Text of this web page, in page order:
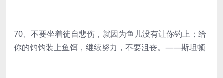
70、不要坐着徒自悲伤，就因为鱼儿没有让你钓上；给
你的钓钩装上鱼饵，继续努力，不要沮丧。——斯坦顿